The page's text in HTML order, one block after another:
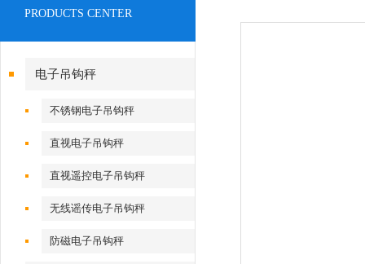
PRODUCTS CENTER
电子吊钩秤
不锈钢电子吊钩秤
直视电子吊钩秤
直视遥控电子吊钩秤
无线谣传电子吊钩秤
防磁电子吊钩秤